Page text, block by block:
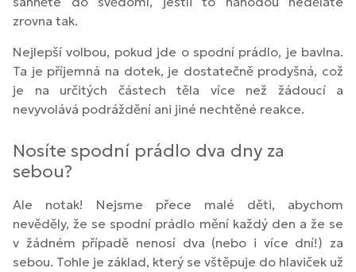
zrovna tak.
Nejlepší volbou, pokud jde o spodní prádlo, je bavlna.
Ta je příjemná na dotek, je dostatečně prodyšná, což
je na určitých částech těla více než žádoucí a
nevyvolává podráždění ani jiné nechtěné reakce.
Nosíte spodní prádlo dva dny za
sebou?
Ale notak! Nejsme přece malé děti, abychom
nevěděly, že se spodní prádlo mění každý den a že se
v žádném případě nenosí dva (nebo i více dní!) za
sebou. Tohle je základ, který se vštěpuje do hlaviček už